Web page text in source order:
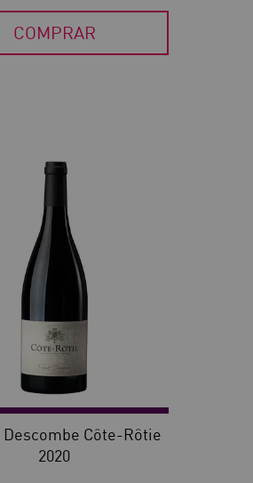
COMPRAR
Côte-Rôtie
2020